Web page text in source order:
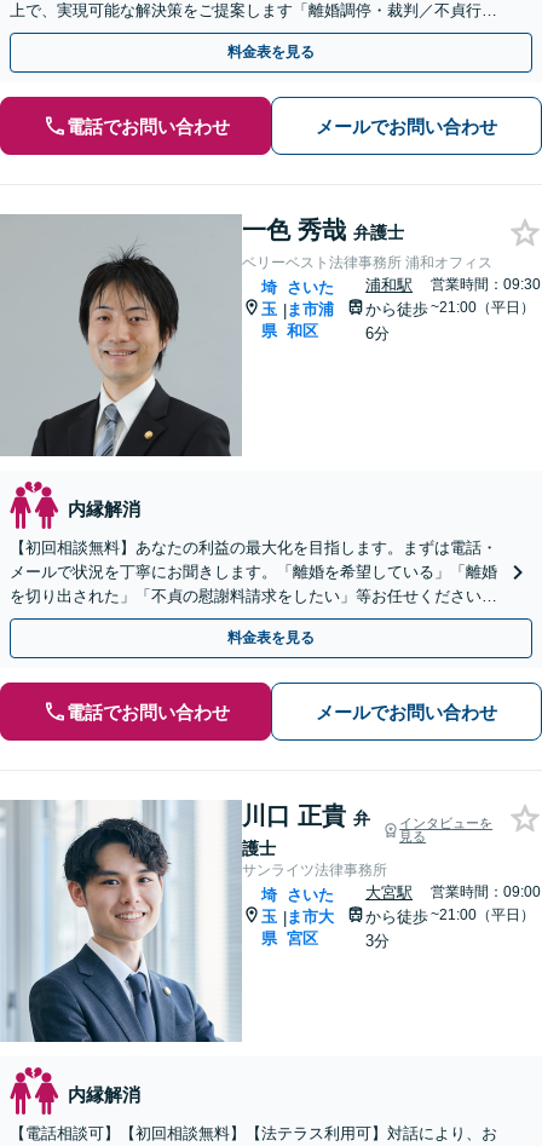
上で、実現可能な解決策をご提案します「離婚調停・裁判／不貞行為
／婚約破棄／別居／親権／面会交流など」
料金表を見る
電話でお問い合わせ メールでお問い合わせ
一色 秀哉 弁護士
ベリーベスト法律事務所 浦和オフィス
埼
玉
県
|
さいた
ま市浦
和区
浦和駅
から徒歩
6分
営業時間：09:30
~21:00（平日）
内縁解消
【初回相談無料】あなたの利益の最大化を目指します。まずは電話・
メールで状況を丁寧にお聞きします。「離婚を希望している」「離婚
を切り出された」「不貞の慰謝料請求をしたい」等お任せください。
【リーズナブルな料金設定】
料金表を見る
電話でお問い合わせ メールでお問い合わせ
川口 正貴 弁
護士
インタビューを
見る
サンライツ法律事務所
埼
玉
県
|
さいた
ま市大
宮区
大宮駅
から徒歩
3分
営業時間：09:00
~21:00（平日）
内縁解消
【電話相談可】【初回相談無料】【法テラス利用可】対話により、お